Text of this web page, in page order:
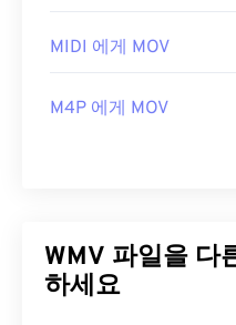
MIDI 에게 MOV
M4P 에게 MOV
WMV 파일을 다
하세요